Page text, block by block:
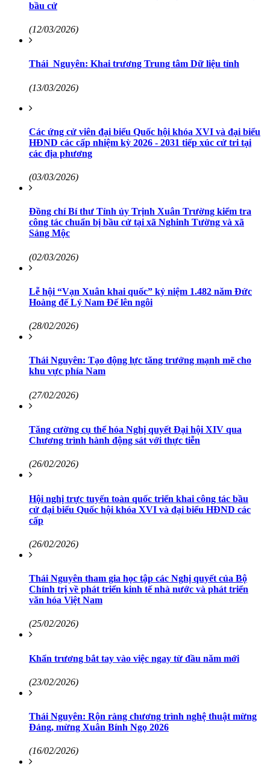
bầu cử
(12/03/2026)
Thái Nguyên: Khai trương Trung tâm Dữ liệu tỉnh
(13/03/2026)
Các ứng cử viên đại biểu Quốc hội khóa XVI và đại biểu
HĐND các cấp nhiệm kỳ 2026 - 2031 tiếp xúc cử tri tại
các địa phương
(03/03/2026)
Đồng chí Bí thư Tỉnh ủy Trịnh Xuân Trường kiểm tra
công tác chuẩn bị bầu cử tại xã Nghinh Tường và xã
Sảng Mộc
(02/03/2026)
Lễ hội “Vạn Xuân khai quốc” kỷ niệm 1.482 năm Đức
Hoàng đế Lý Nam Đế lên ngôi
(28/02/2026)
Thái Nguyên: Tạo động lực tăng trưởng mạnh mẽ cho
khu vực phía Nam
(27/02/2026)
Tăng cường cụ thể hóa Nghị quyết Đại hội XIV qua
Chương trình hành động sát với thực tiễn
(26/02/2026)
Hội nghị trực tuyến toàn quốc triển khai công tác bầu
cử đại biểu Quốc hội khóa XVI và đại biểu HĐND các
cấp
(26/02/2026)
Thái Nguyên tham gia học tập các Nghị quyết của Bộ
Chính trị về phát triển kinh tế nhà nước và phát triển
văn hóa Việt Nam
(25/02/2026)
Khẩn trương bắt tay vào việc ngay từ đầu năm mới
(23/02/2026)
Thái Nguyên: Rộn ràng chương trình nghệ thuật mừng
Đảng, mừng Xuân Bính Ngọ 2026
(16/02/2026)